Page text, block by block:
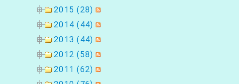
2015 (28)
2014 (44)
2013 (44)
2012 (58)
2011 (62)